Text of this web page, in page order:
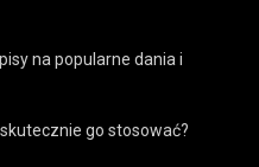
na popularne dania i
go stosować?